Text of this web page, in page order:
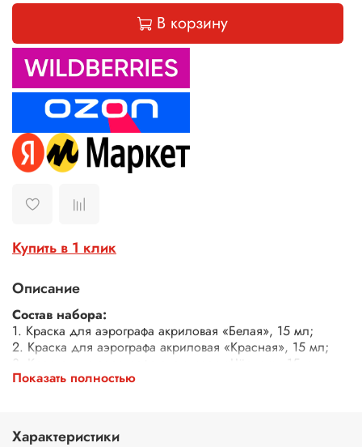
В корзину
Купить в 1 клик
Описание
Состав набора:
1. Краска для аэрографа акриловая «Белая», 15 мл;
2. Краска для аэрографа акриловая «Красная», 15 мл;
3. Краска для аэрографа акриловая «Чёрная», 15 мл.
работам. Акриловая краска для аэрографа является
Показать полностью
Характеристики